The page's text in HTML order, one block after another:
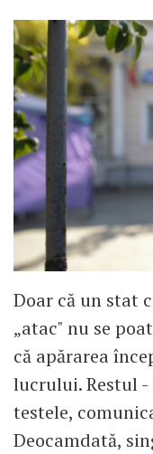
Doar că un stat
„atac" nu se
că apărarea
lucrului. Restul
testele,
Deocamdată,